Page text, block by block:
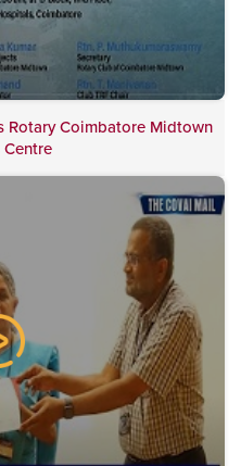
Rotary Coimbatore Midtown
Centre